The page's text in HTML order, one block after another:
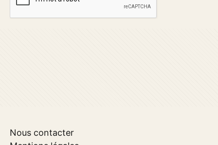
Nous contacter